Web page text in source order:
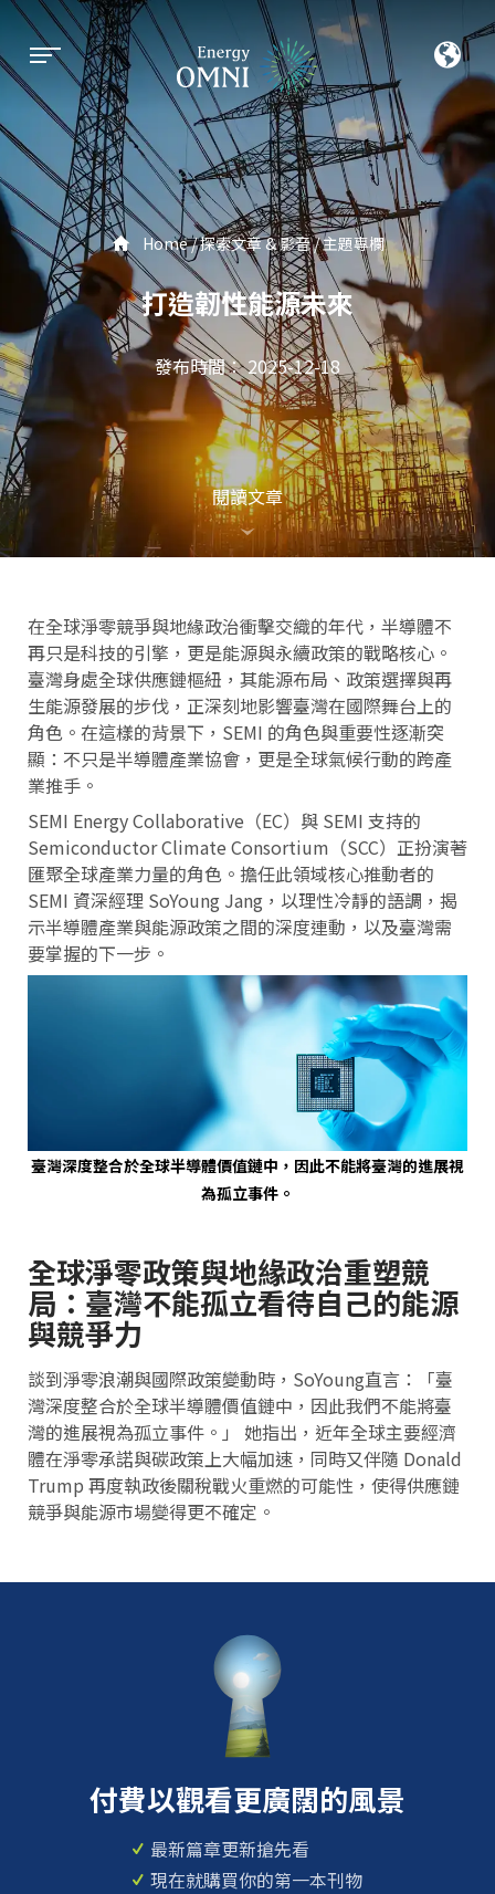
Home 探索文章 & 影音 主題專欄
打造韌性能源未來
發布時間： 2025-12-18
閱讀文章
在全球淨零競爭與地緣政治衝擊交織的年代，半導體不
再只是科技的引擎，更是能源與永續政策的戰略核心。
臺灣身處全球供應鏈樞紐，其能源布局、政策選擇與再
生能源發展的步伐，正深刻地影響臺灣在國際舞台上的
角色。在這樣的背景下，SEMI 的角色與重要性逐漸突
顯：不只是半導體產業協會，更是全球氣候行動的跨產
業推手。
SEMI Energy Collaborative（EC）與 SEMI 支持的
Semiconductor Climate Consortium（SCC）正扮演著
匯聚全球產業力量的角色。擔任此領域核心推動者的
SEMI 資深經理 SoYoung Jang，以理性冷靜的語調，揭
示半導體產業與能源政策之間的深度連動，以及臺灣需
要掌握的下一步。
臺灣深度整合於全球半導體價值鏈中，因此不能將臺灣的進展視
為孤立事件。
全球淨零政策與地緣政治重塑競
局：臺灣不能孤立看待自己的能源
與競爭力
談到淨零浪潮與國際政策變動時，SoYoung直言：「臺
灣深度整合於全球半導體價值鏈中，因此我們不能將臺
灣的進展視為孤立事件。」 她指出，近年全球主要經濟
體在淨零承諾與碳政策上大幅加速，同時又伴隨 Donald
Trump 再度執政後關稅戰火重燃的可能性，使得供應鏈
競爭與能源市場變得更不確定。
付費以觀看更廣闊的風景
最新篇章更新搶先看
現在就購買你的第一本刊物